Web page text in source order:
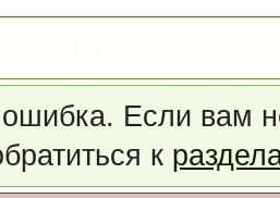
Если вам
к